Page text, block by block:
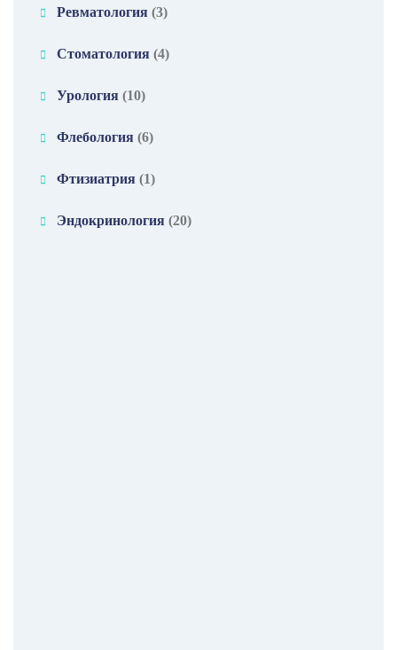
Ревматология (3)
Стоматология (4)
Урология (10)
Флебология (6)
Фтизиатрия (1)
Эндокринология (20)